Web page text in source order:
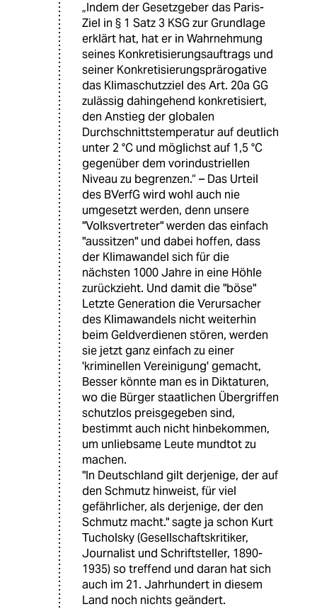
„Indem der Gesetzgeber das Paris-
Ziel in § 1 Satz 3 KSG zur Grundlage
erklärt hat, hat er in Wahrnehmung
seines Konkretisierungsauftrags und
seiner Konkretisierungsprärogative
das Klimaschutzziel des Art. 20a GG
zulässig dahingehend konkretisiert,
den Anstieg der globalen
Durchschnittstemperatur auf deutlich
unter 2 °C und möglichst auf 1,5 °C
gegenüber dem vorindustriellen
Niveau zu begrenzen.“ – Das Urteil
des BVerfG wird wohl auch nie
umgesetzt werden, denn unsere
"Volksvertreter" werden das einfach
"aussitzen" und dabei hoffen, dass
der Klimawandel sich für die
nächsten 1000 Jahre in eine Höhle
zurückzieht. Und damit die "böse"
Letzte Generation die Verursacher
des Klimawandels nicht weiterhin
beim Geldverdienen stören, werden
sie jetzt ganz einfach zu einer
'kriminellen Vereinigung' gemacht,
Besser könnte man es in Diktaturen,
wo die Bürger staatlichen Übergriffen
schutzlos preisgegeben sind,
bestimmt auch nicht hinbekommen,
um unliebsame Leute mundtot zu
machen.
"In Deutschland gilt derjenige, der auf
den Schmutz hinweist, für viel
gefährlicher, als derjenige, der den
Schmutz macht." sagte ja schon Kurt
Tucholsky (Gesellschaftskritiker,
Journalist und Schriftsteller, 1890-
1935) so treffend und daran hat sich
auch im 21. Jahrhundert in diesem
Land noch nichts geändert.